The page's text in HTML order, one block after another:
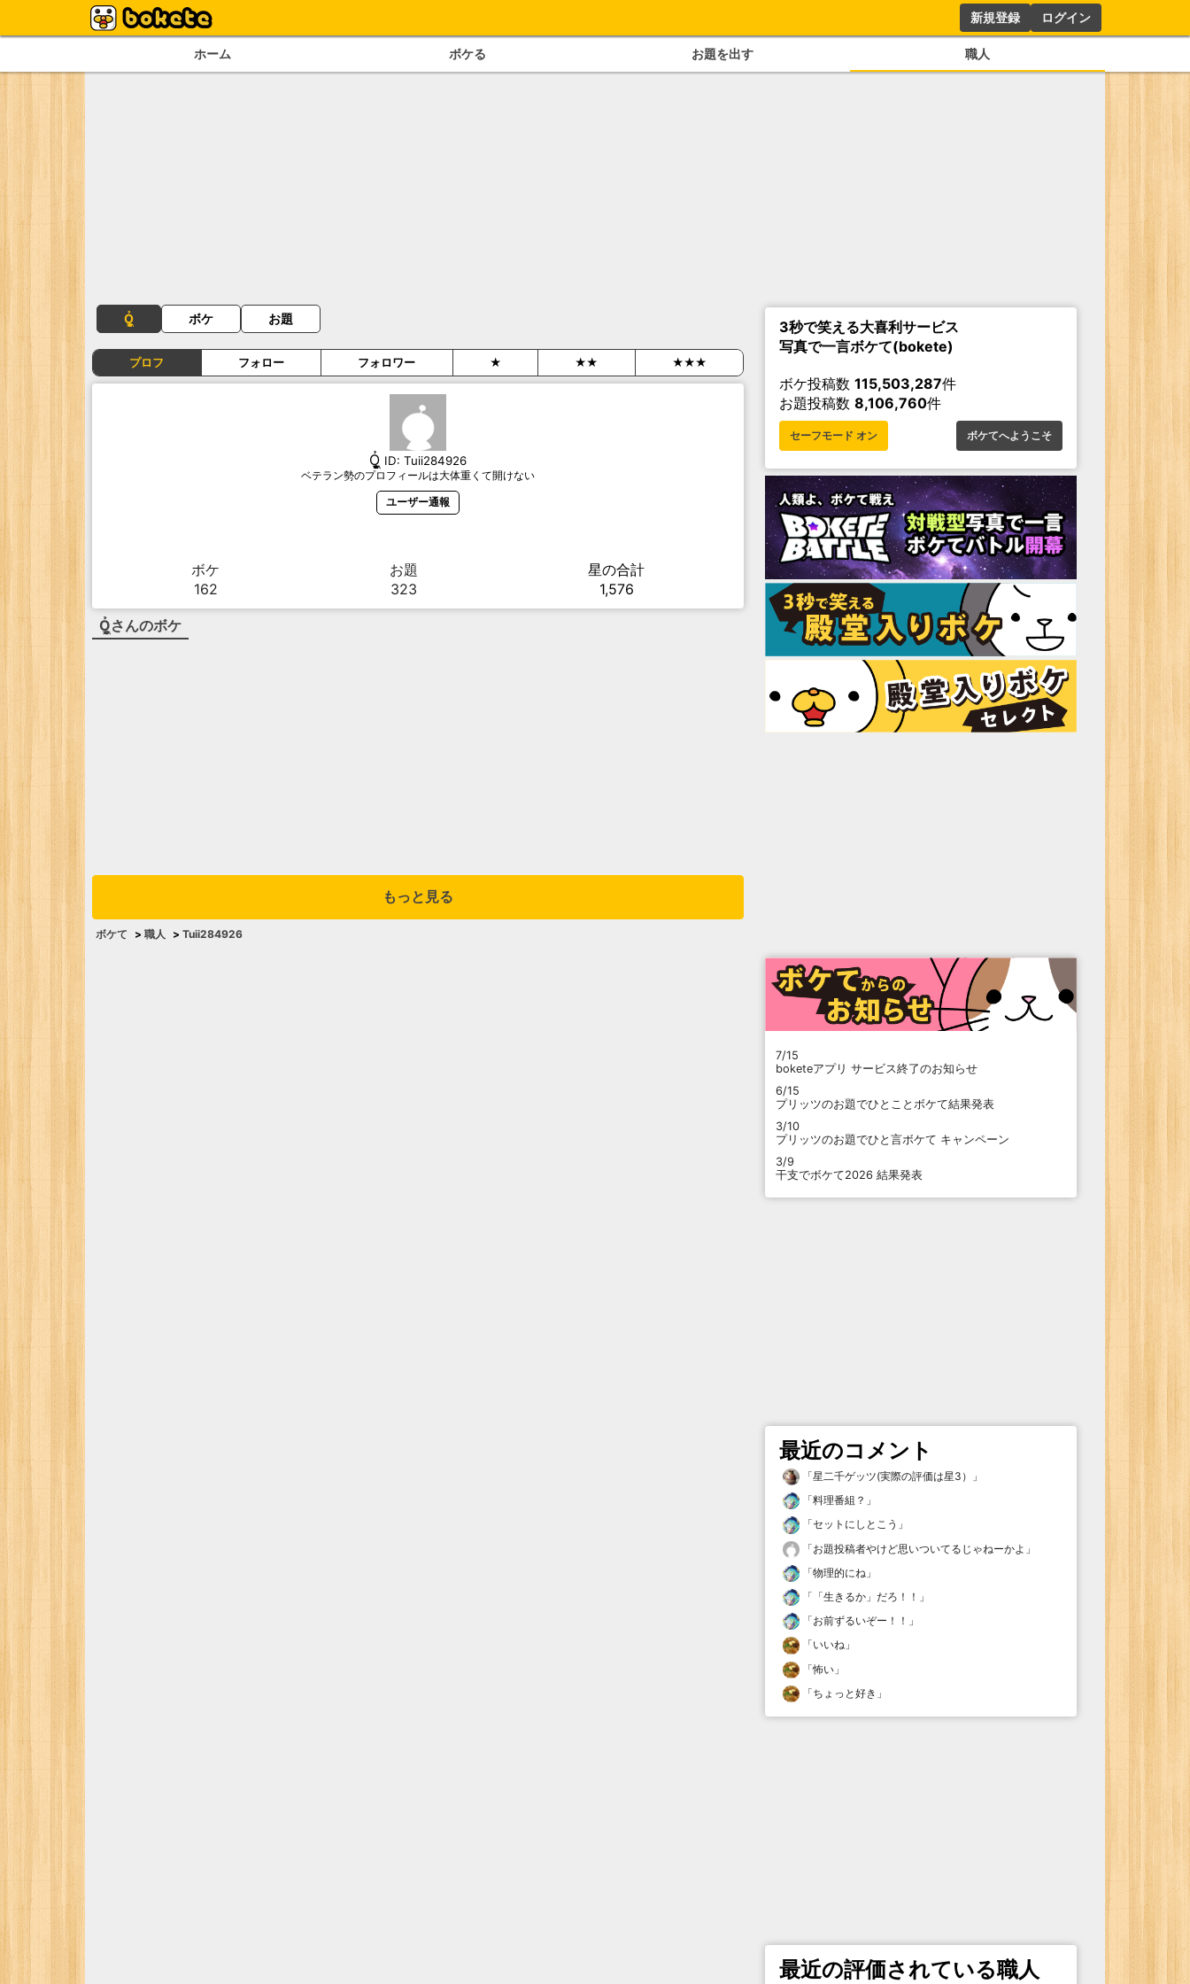
新規登録 ログイン
ホーム ボケる お題を出す 職人
Ỏ͖͈̞̩͎̻̫̫̜ ボケ お題
プロフ フォロー フォロワー ★ ★★ ★★★
Ỏ͖͈̞̩͎̻̫̫̜ ID: Tuii284926
ベテラン勢のプロフィールは大体重くて開けない
ユーザー通報
ボケ
162
お題
323
星の合計
1,576
Ỏ͖͈̞̩͎̻̫̫̜さんのボケ
もっと見る
ボケて > 職人 > Tuii284926
3秒で笑える大喜利サービス
写真で一言ボケて(bokete)
ボケ投稿数 115,503,287件
お題投稿数 8,106,760件
セーフモード オン ボケてへようこそ
7/15
boketeアプリ サービス終了のお知らせ
6/15
プリッツのお題でひとことボケて結果発表
3/10
プリッツのお題でひと言ボケて キャンペーン
3/9
干支でボケて2026 結果発表
最近のコメント
「星二千ゲッツ(実際の評価は星3）
」
「料理番組？ 」
「セットにしとこう 」
「お題投稿者やけど思いついてるじゃねーかよ 」
「物理的にね 」
「 「生きるか」だろ！！ 」
「お前ずるいぞー！！ 」
「いいね 」
「怖い 」
「ちょっと好き 」
最近の評価されている職人